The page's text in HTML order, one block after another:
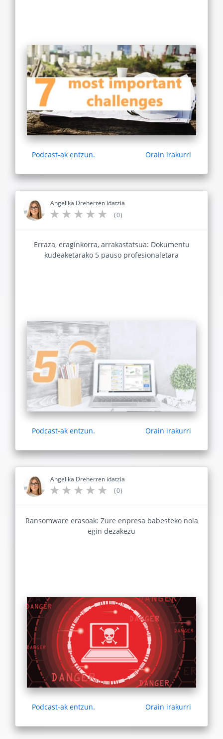
Podcast-ak entzun. Orain irakurri
Angelika Dreherren idatzia
(0)
Erraza, eraginkorra, arrakastatsua: Dokumentu
kudeaketarako 5 pauso profesionaletara
Podcast-ak entzun. Orain irakurri
Angelika Dreherren idatzia
(0)
Ransomware erasoak: Zure enpresa babesteko nola
egin dezakezu
Podcast-ak entzun. Orain irakurri